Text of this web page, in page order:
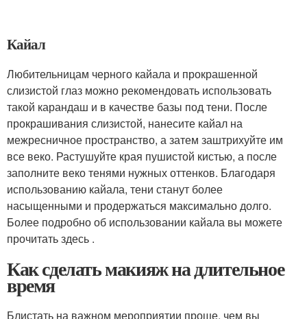
Кайал
Любительницам черного кайала и прокрашенной
слизистой глаз можно рекомендовать использовать
такой карандаш и в качестве базы под тени. После
прокрашивания слизистой, нанесите кайал на
межресничное пространство, а затем заштрихуйте им
все веко. Растушуйте края пушистой кистью, а после
заполните веко тенями нужных оттенков. Благодаря
использованию кайала, тени станут более
насыщенными и продержаться максимально долго.
Более подробно об использовании кайала вы можете
прочитать здесь .
Как сделать макияж на длительное
время
Блистать на важном мероприятии проще, чем вы